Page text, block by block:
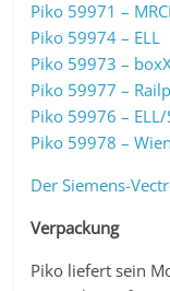
Piko 59971 –
Piko 59974 – ELL
Piko 59973 –
Piko 59977 –
Piko 59976 – ELL/
Piko 59978 –
Der Siemens-
Verpackung
Piko liefert sein